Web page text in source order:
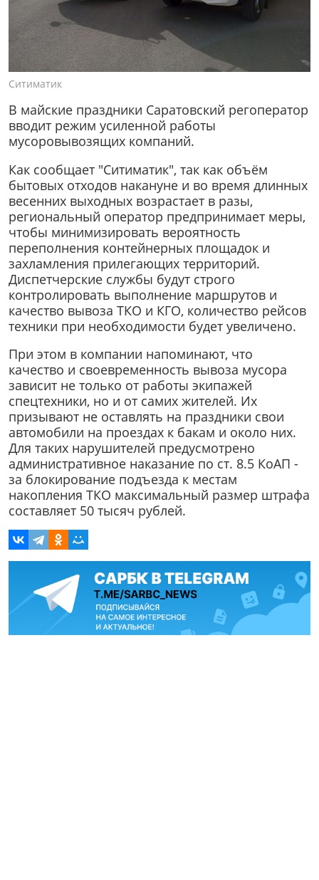
Ситиматик
В майские праздники Саратовский регоператор
вводит режим усиленной работы
мусоровывозящих компаний.
Как сообщает "Ситиматик", так как объём
бытовых отходов накануне и во время длинных
весенних выходных возрастает в разы,
региональный оператор предпринимает меры,
чтобы минимизировать вероятность
переполнения контейнерных площадок и
захламления прилегающих территорий.
Диспетчерские службы будут строго
контролировать выполнение маршрутов и
качество вывоза ТКО и КГО, количество рейсов
техники при необходимости будет увеличено.
При этом в компании напоминают, что
качество и своевременность вывоза мусора
зависит не только от работы экипажей
спецтехники, но и от самих жителей. Их
призывают не оставлять на праздники свои
автомобили на проездах к бакам и около них.
Для таких нарушителей предусмотрено
административное наказание по ст. 8.5 КоАП -
за блокирование подъезда к местам
накопления ТКО максимальный размер штрафа
составляет 50 тысяч рублей.